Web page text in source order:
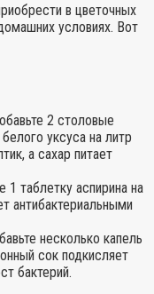
в цветочных
условиях. Вот
2 столовые
уксуса на литр
а сахар питает
1 таблетку аспирина на
антибактериальными
несколько капель
сок подкисляет
бактерий.